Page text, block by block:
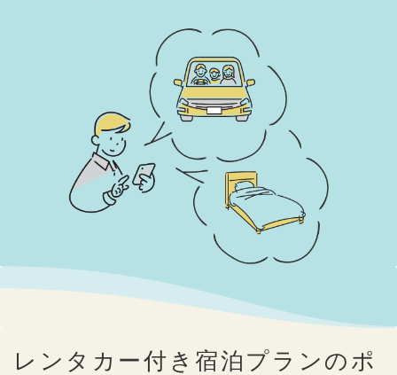
レンタカー付き宿泊プランのポ